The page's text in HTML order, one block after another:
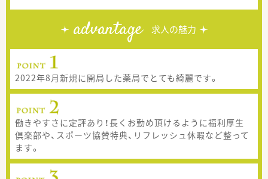
advantage 求人の魅力
2022年8月新規に開局した薬局でとても綺麗です。
働きやすさに定評あり！長くお勤め頂けるように福利厚生
倶楽部や、スポーツ協賛特典、リフレッシュ休暇など整って
ます。